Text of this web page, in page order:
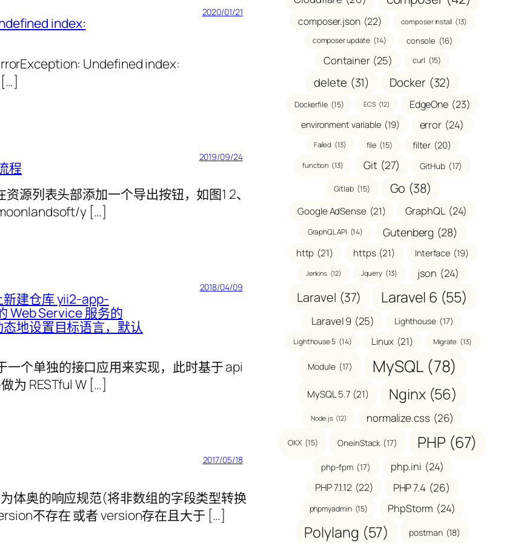
index:
2020/01/21
Undefined index:
[…]
程
2019/09/24
源列表头部添加一个导出按钮，如图1 2、
y […]
建仓库 yii2-app-
Web Service 服务的
地设置目标语言，默认
2018/04/09
一个单独的接口应用来实现，此时基于 api
为 RESTful W […]
2017/05/18
体奥的响应规范(将非数组的字段类型转换
不存在 或者 version存在且大于 […]
composer.json (22) composer install (13)
composer update (14) console (16)
Container (25) curl (15)
delete (31) Docker (32)
Dockerfile (15) ECS (12) EdgeOne (23)
environment variable (19) error (24)
Failed (13) file (15) filter (20)
function (13) Git (27) GitHub (17)
Gitlab (15) Go (38)
Google AdSense (21) GraphQL (24)
GraphQL API (14) Gutenberg (28)
http (21) https (21) Interface (19)
Jenkins (12) Jquery (13) json (24)
Laravel (37) Laravel 6 (55)
Laravel 9 (25) Lighthouse (17)
Lighthouse 5 (14) Linux (21) Migrate (13)
Module (17) MySQL (78)
MySQL 5.7 (21) Nginx (56)
Node.js (12) normalize.css (26)
OKX (15) OneinStack (17) PHP (67)
php-fpm (17) php.ini (24)
PHP 7.1.12 (22) PHP 7.4 (26)
phpmyadmin (15) PhpStorm (24)
Polylang (57) postman (18)